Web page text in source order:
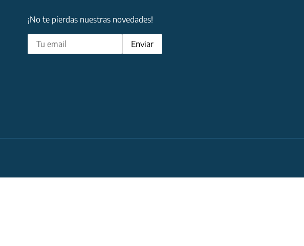
¡No te pierdas nuestras novedades!